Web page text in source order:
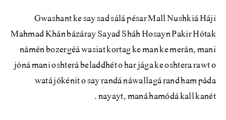
Gwashant ke say sad sálá pésar Mall Nushkiá Háji
Mahmad Khán bázáray Sayad Sháh Hosayn Pakir Hótak
námén bozergéá wasiat kortag ke man ke merán, mani
jóná mani oshterá beladdhét o har jága ke oshtera rawt o
watá jókénit o say randá náwallagá rand ham páda
nayayt, maná hamódá kall kanét.